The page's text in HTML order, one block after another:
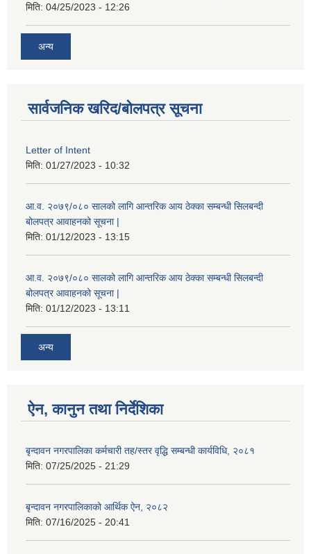
मिति: 04/25/2023 - 12:26
अन्य
सार्वजनिक खरिद/बोलपत्र सूचना
Letter of Intent
मिति: 01/27/2023 - 10:32
आ.व. २०७९/०८० सालको लागि आन्तरिक आय ठेक्का सम्बन्धी सिलबन्दी
बोलपत्र आवाहनको सूचना |
मिति: 01/12/2023 - 13:15
आ.व. २०७९/०८० सालको लागि आन्तरिक आय ठेक्का सम्बन्धी सिलबन्दी
बोलपत्र आवाहनको सूचना |
मिति: 01/12/2023 - 13:11
अन्य
ऐन, कानुन तथा निर्देशिका
बृन्दावन नगरपालिका कर्मचारी तह/स्तर वृद्धि सम्बन्धी कार्यविधि, २०८१
मिति: 07/25/2025 - 21:29
बृन्दावन नगरपालिकाको आर्थिक ऐन, २०८२
मिति: 07/16/2025 - 20:41